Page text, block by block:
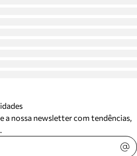
a nossa newsletter com tendências,